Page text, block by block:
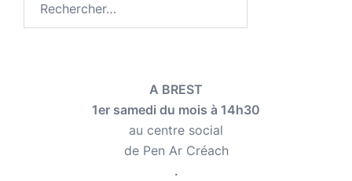
A BREST
1er samedi du mois à 14h30
au centre social
de Pen Ar Créach
.